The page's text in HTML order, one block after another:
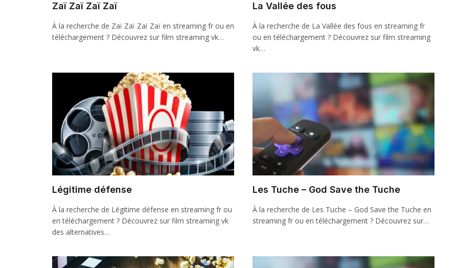
Zaï Zaï Zaï Zaï
À la recherche de Zaï Zaï Zaï Zaï en streaming fr ou en
téléchargement ? Découvrez sur film streaming vk…
La Vallée des fous
À la recherche de La Vallée des fous en streaming fr
ou en téléchargement ? Découvrez sur film streaming
vk…
Légitime défense
À la recherche de Légitime défense en streaming fr ou
en téléchargement ? Découvrez sur film streaming vk
des alternatives…
Les Tuche – God Save the Tuche
À la recherche de Les Tuche – God Save the Tuche en
streaming fr ou en téléchargement ? Découvrez sur…